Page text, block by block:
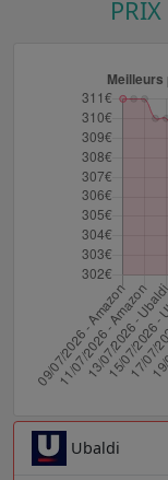
Ubaldi